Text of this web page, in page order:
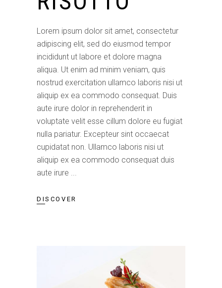
Lorem ipsum dolor sit amet, consectetur
adipiscing elit, sed do eiusmod tempor
incididunt ut labore et dolore magna
aliqua. Ut enim ad minim veniam, quis
nostrud exercitation ullamco laboris nisi ut
aliquip ex ea commodo consequat. Duis
aute irure dolor in reprehenderit in
voluptate velit esse cillum dolore eu fugiat
nulla pariatur. Excepteur sint occaecat
cupidatat non. Ullamco laboris nisi ut
aliquip ex ea commodo consequat duis
aute irure
DISCOVER